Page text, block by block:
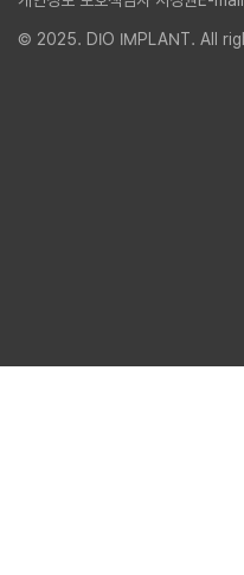
© 2025. DIO IMPLANT. All